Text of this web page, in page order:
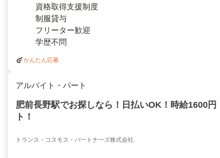
資格取得支援制度
制服貸与
フリーター歓迎
学歴不問
かんたん応募
アルバイト・パート
肥前長野駅でお探しなら！日払いOK！時給1600円
ト！
トランス・コスモス・パ一トナ一ズ株式会社.